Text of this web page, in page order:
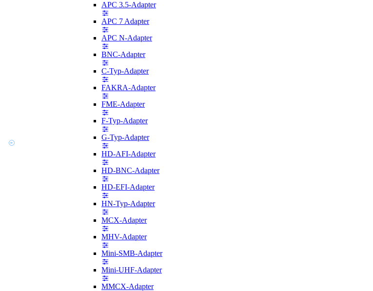
APC 3.5-Adapter
APC 7 Adapter
APC N-Adapter
BNC-Adapter
C-Typ-Adapter
FAKRA-Adapter
FME-Adapter
F-Typ-Adapter
G-Typ-Adapter
HD-AFI-Adapter
HD-BNC-Adapter
HD-EFI-Adapter
HN-Typ-Adapter
MCX-Adapter
MHV-Adapter
Mini-SMB-Adapter
Mini-UHF-Adapter
MMCX-Adapter